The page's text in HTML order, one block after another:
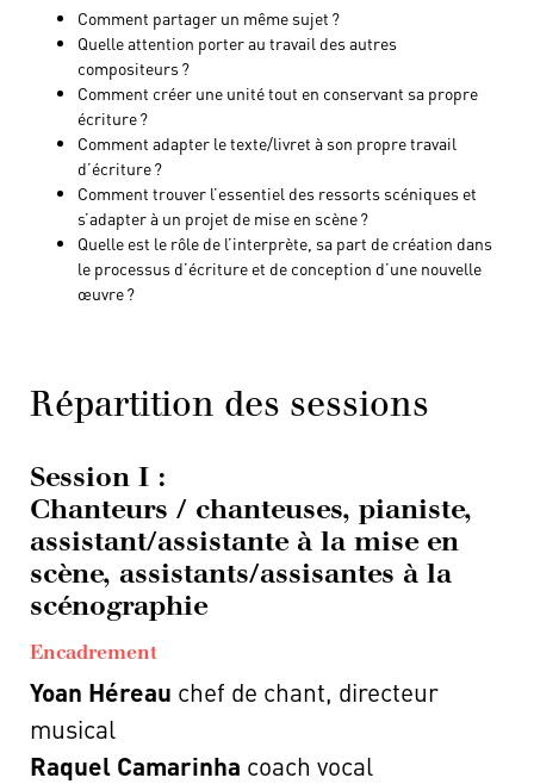
Comment partager un même sujet ?
Quelle attention porter au travail des autres
compositeurs ?
Comment créer une unité tout en conservant sa propre
écriture ?
Comment adapter le texte/livret à son propre travail
d’écriture ?
Comment trouver l’essentiel des ressorts scéniques et
s’adapter à un projet de mise en scène ?
Quelle est le rôle de l’interprète, sa part de création dans
le processus d’écriture et de conception d’une nouvelle
œuvre ?
Répartition des sessions
Session I :
Chanteurs / chanteuses, pianiste,
assistant/assistante à la mise en
scène, assistants/assisantes à la
scénographie
Encadrement
Yoan Héreau chef de chant, directeur
musical
Raquel Camarinha coach vocal